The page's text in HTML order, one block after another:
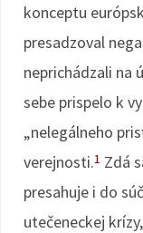
konceptu
presadzoval
neprichádzali na
sebe prispelo k
„nelegálneho
verejnosti.1 Zdá
presahuje i do
utečeneckej